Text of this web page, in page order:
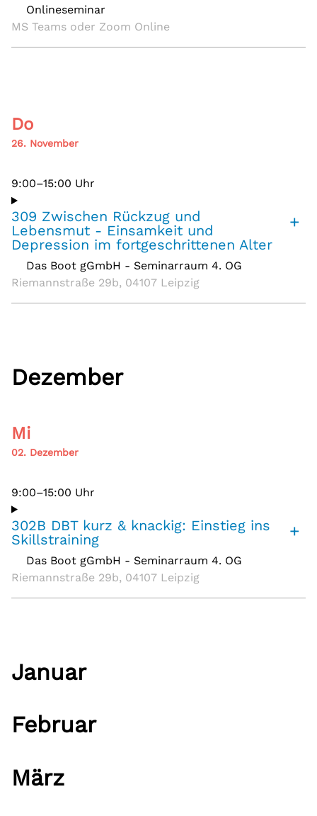
Onlineseminar
MS Teams oder Zoom Online
Do
26. November
9:00–15:00 Uhr
309 Zwischen Rückzug und
Lebensmut - Einsamkeit und
Depression im fortgeschrittenen Alter
Das Boot gGmbH - Seminarraum 4. OG
Riemannstraße 29b, 04107 Leipzig
+
Dezember
Mi
02. Dezember
9:00–15:00 Uhr
302B DBT kurz & knackig: Einstieg ins
Skillstraining
Das Boot gGmbH - Seminarraum 4. OG
Riemannstraße 29b, 04107 Leipzig
+
Januar
Februar
März